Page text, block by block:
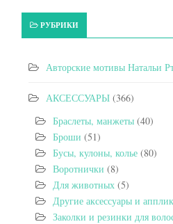
РУБРИКИ
Авторские мотивы Натальи
АКСЕССУАРЫ (366)
Браслеты, манжеты (40)
Броши (51)
Бусы, кулоны, колье (80)
Воротнички (8)
Для животных (5)
Другие аксессуары и
Заколки и резинки для